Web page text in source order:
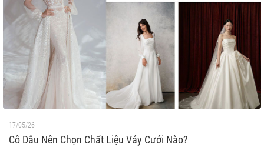
17/05/26
Cô Dâu Nên Chọn Chất Liệu Váy Cưới Nào?